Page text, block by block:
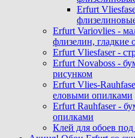
Erfurt
Erfurt Variovlies -
флизелин, гладкие
Erfurt Vliesfaser -
Erfurt Novaboss -
рисунком
Erfurt Vlies-
еловыми опилками
Erfurt Rauhfaser -
опилками
Клей для обоев под